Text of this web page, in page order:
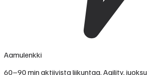
Aamulenkki
60–90 min aktiivista liikuntaa. Agility,